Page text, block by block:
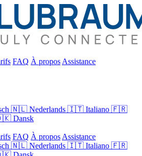
FAQ À propos Assistance
🇳🇱 Nederlands 🇮🇹 Italiano 🇫🇷
Dansk
FAQ À propos Assistance
🇳🇱 Nederlands 🇮🇹 Italiano 🇫🇷